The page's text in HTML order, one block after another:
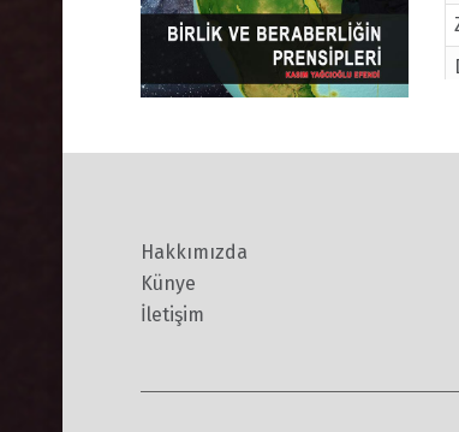
Hakkımızda
Künye
İletişim